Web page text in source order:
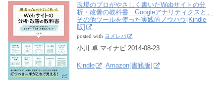
現場のプロがやさしく書いたWebサイトの分
析・改善の教科書 Googleアナリティクスと、
その他ツールを使った実践的ノウハウ[Kindle
版]
posted with ヨメレバ
小川 卓 マイナビ 2014-08-23
Kindle Amazon[書籍版]